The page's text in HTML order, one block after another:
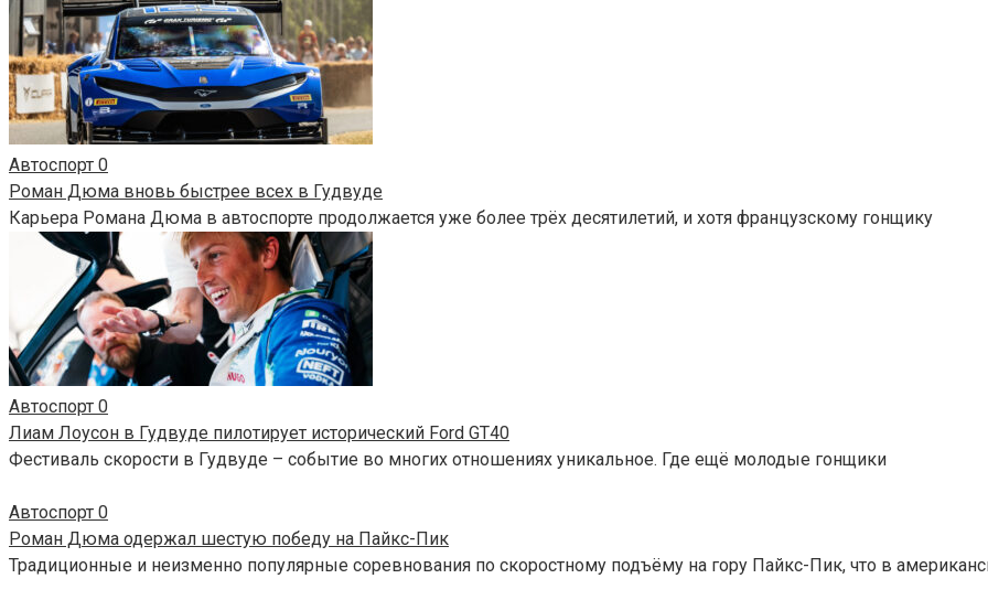
Автоспорт 0
Роман Дюма вновь быстрее всех в Гудвуде
Карьера Романа Дюма в автоспорте продолжается уже более трёх десятилетий, и хотя французскому гонщику
Автоспорт 0
Лиам Лоусон в Гудвуде пилотирует исторический Ford GT40
Фестиваль скорости в Гудвуде – событие во многих отношениях уникальное. Где ещё молодые гонщики
Автоспорт 0
Роман Дюма одержал шестую победу на Пайкс-Пик
Традиционные и неизменно популярные соревнования по скоростному подъёму на гору Пайкс-Пик, что в